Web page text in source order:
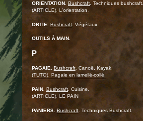
ORIENTATION. Bushcraft. Techniques bushcraft.
(ARTICLE). L'orientation.
ORTIE. Bushcraft . Végétaux.
OUTILS À MAIN.
P
PAGAIE. Bushcraft . Canoë, Kayak.
(TUTO). Pagaie en lamellé-collé.
PAIN. Bushcraft . Cuisine.
(ARTICLE). LE PAIN
PANIERS. Bushcraft . Techniques Bushcraft.